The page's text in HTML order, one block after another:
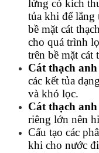
lửng có kích
tủa khi để lắng
bề mặt cát
cho quá trình
trên bề mặt cát
Cát thạch anh
các kết tủa
và khó lọc.
Cát thạch anh
riêng lớn nên
Cấu tạo các
khi cho nước